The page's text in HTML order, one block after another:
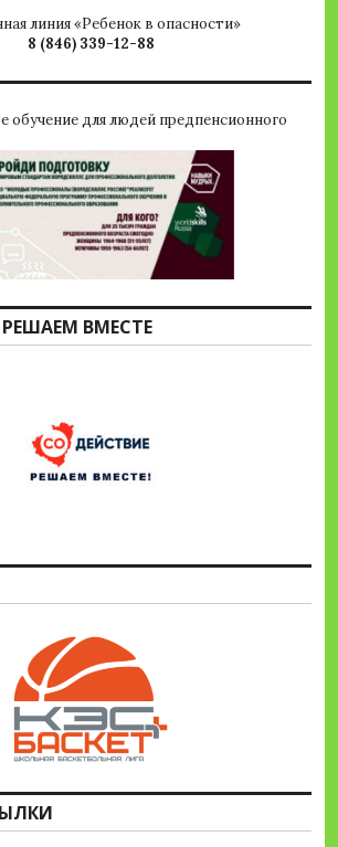
линия «Ребенок в опасности»
8 (846) 339-12-88
обучение для людей предпенсионного
ВМЕСТЕ